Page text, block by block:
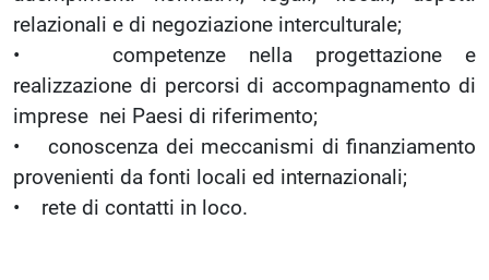
relazionali e di negoziazione interculturale;
• competenze nella progettazione e
realizzazione di percorsi di accompagnamento di
imprese nei Paesi di riferimento;
• conoscenza dei meccanismi di finanziamento
provenienti da fonti locali ed internazionali;
• rete di contatti in loco.